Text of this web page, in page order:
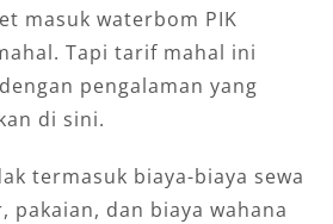
masuk waterbom PIK
Tapi tarif mahal ini
pengalaman yang
di sini.
termasuk biaya-biaya sewa
pakaian, dan biaya wahana